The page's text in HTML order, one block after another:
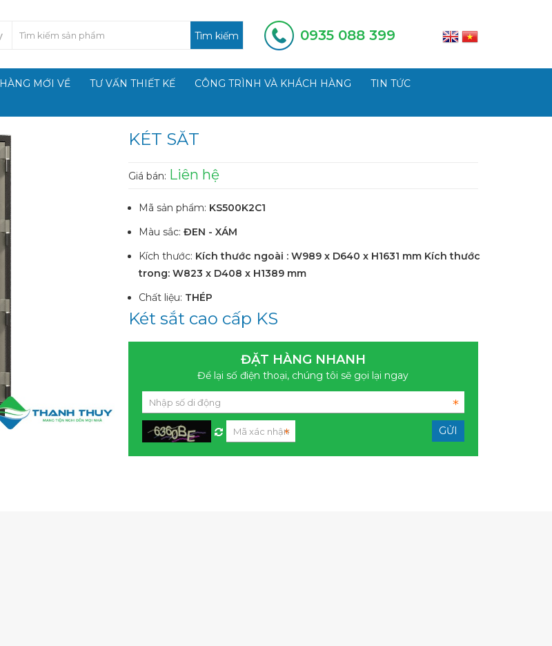
Tìm kiếm 0935 088 399
HÀNG MỚI VỀ TƯ VẤN THIẾT KẾ CÔNG TRÌNH VÀ KHÁCH HÀNG
TIN TỨC
KÉT SẮT
Giá bán: Liên hệ
Mã sản phẩm: KS500K2C1
Màu sắc: ĐEN - XÁM
Kích thước: Kích thước ngoài : W989 x D640 x H1631 mm Kích thước
trong: W823 x D408 x H1389 mm
Chất liệu: THÉP
Két sắt cao cấp KS
ĐẶT HÀNG NHANH
Để lại số điện thoại, chúng tôi sẽ gọi lại ngay